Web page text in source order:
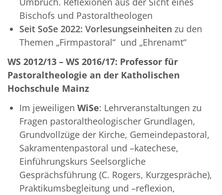
Bischofs und Pastoraltheologen
Seit SoSe 2022: Vorlesungseinheiten zu den
Themen „Firmpastoral“ und „Ehrenamt“
WS 2012/13 – WS 2016/17: Professor für
Pastoraltheologie an der Katholischen
Hochschule Mainz
Im jeweiligen WiSe: Lehrveranstaltungen zu
Fragen pastoraltheologischer Grundlagen,
Grundvollzüge der Kirche, Gemeindepastoral,
Sakramentenpastoral und –katechese,
Einführungskurs Seelsorgliche
Gesprächsführung (C. Rogers, Kurzgespräche),
Praktikumsbegleitung und –reflexion,